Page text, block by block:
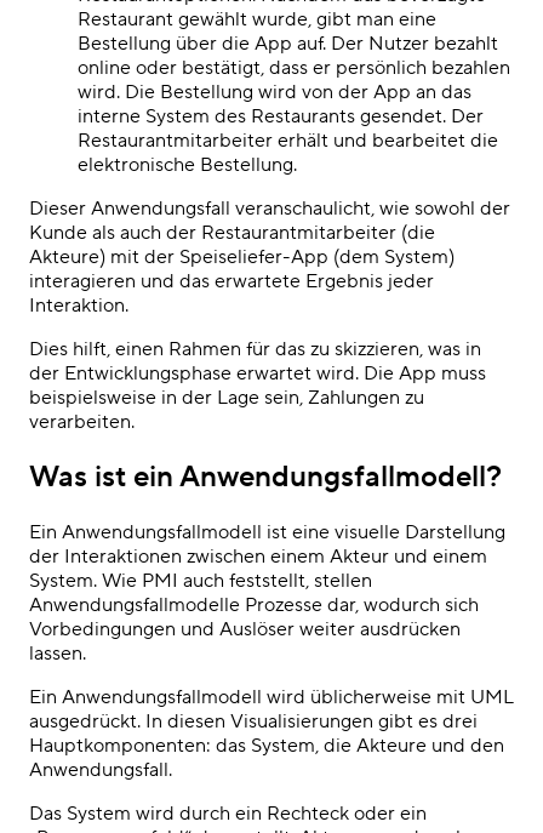
Restaurant gewählt wurde, gibt man eine
Bestellung über die App auf. Der Nutzer bezahlt
online oder bestätigt, dass er persönlich bezahlen
wird. Die Bestellung wird von der App an das
interne System des Restaurants gesendet. Der
Restaurantmitarbeiter erhält und bearbeitet die
elektronische Bestellung.
Dieser Anwendungsfall veranschaulicht, wie sowohl der
Kunde als auch der Restaurantmitarbeiter (die
Akteure) mit der Speiseliefer-App (dem System)
interagieren und das erwartete Ergebnis jeder
Interaktion.
Dies hilft, einen Rahmen für das zu skizzieren, was in
der Entwicklungsphase erwartet wird. Die App muss
beispielsweise in der Lage sein, Zahlungen zu
verarbeiten.
Was ist ein Anwendungsfallmodell?
Ein Anwendungsfallmodell ist eine visuelle Darstellung
der Interaktionen zwischen einem Akteur und einem
System. Wie PMI auch feststellt, stellen
Anwendungsfallmodelle Prozesse dar, wodurch sich
Vorbedingungen und Auslöser weiter ausdrücken
lassen.
Ein Anwendungsfallmodell wird üblicherweise mit UML
ausgedrückt. In diesen Visualisierungen gibt es drei
Hauptkomponenten: das System, die Akteure und den
Anwendungsfall.
Das System wird durch ein Rechteck oder ein